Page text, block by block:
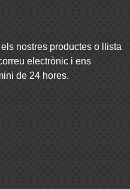
nostres productes o llista
electrònic i ens
de 24 hores.